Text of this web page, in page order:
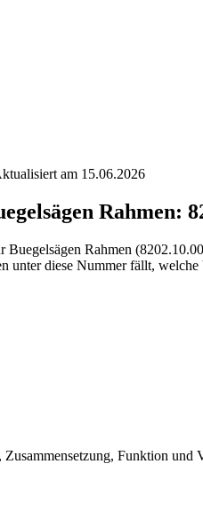
am 15.06.2026
Rahmen:
Rahmen
unter diese Nummer fällt,
Funktion